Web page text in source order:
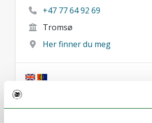
+47 77 64 92 69
Tromsø
Her finner du meg